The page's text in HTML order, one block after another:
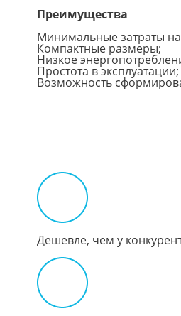
Преимущества
Минимальные затраты на
Компактные размеры;
Низкое
Простота в эксплуатации;
Возможность
Дешевле, чем у